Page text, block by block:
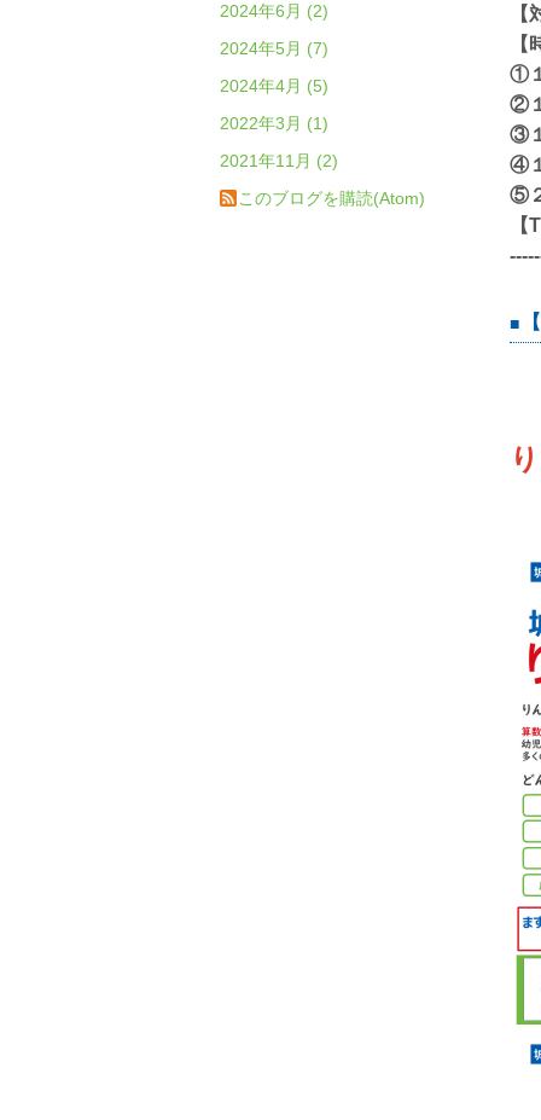
【
①
②
③
④
⑤
2024年6月 (2)
2024年5月 (7)
2024年4月 (5)
2022年3月 (1)
2021年11月 (2)
このブログを購読(Atom)